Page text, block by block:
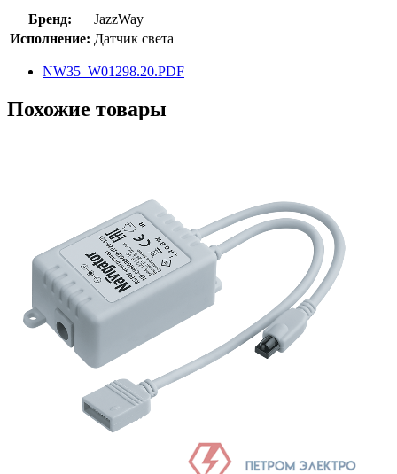
Бренд:
JazzWay
Исполнение: Датчик света
NW35_W01298.20.PDF
Похожие товары